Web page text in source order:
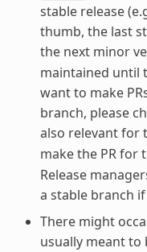
stable release
thumb, the last
the next minor
maintained until
want to make
branch, please
also relevant for
make the PR for
Release
a stable branch
There might
usually meant